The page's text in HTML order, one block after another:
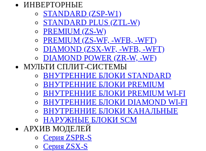
ИНВЕРТОРНЫЕ
STANDARD (ZSP-W1)
STANDARD PLUS (ZTL-W)
PREMIUM (ZS-W)
PREMIUM (ZS-WF, -WFB, -WFT)
DIAMOND (ZSX-WF, -WFB, -WFT)
DIAMOND POWER (ZR-W, -WF)
МУЛЬТИ СПЛИТ-СИСТЕМЫ
ВНУТРЕННИЕ БЛОКИ STANDARD
ВНУТРЕННИЕ БЛОКИ PREMIUM
ВНУТРЕННИЕ БЛОКИ PREMIUM WI-FI
ВНУТРЕННИЕ БЛОКИ DIAMOND WI-FI
ВНУТРЕННИЕ БЛОКИ КАНАЛЬНЫЕ
НАРУЖНЫЕ БЛОКИ SCM
АРХИВ МОДЕЛЕЙ
Серия ZSPR-S
Серия ZSX-S